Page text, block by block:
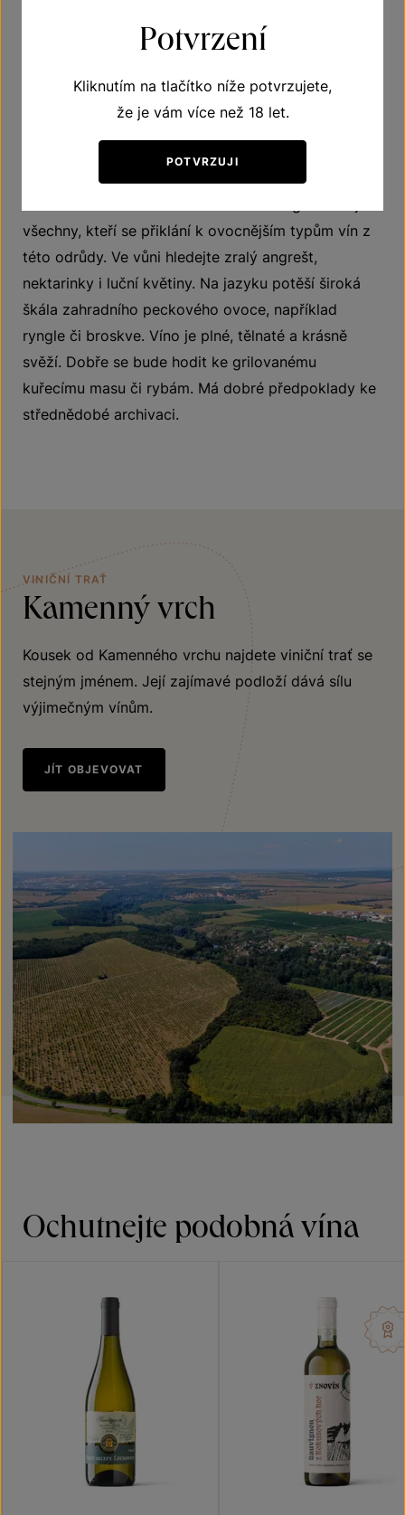
zase spatří a o lásce budou snít.
Užijte si ušlechtilý Sauvignon z Kamenného vrchu v
všechny, kteří se přiklání k ovocnějším typům vín z
této odrůdy. Ve vůni hledejte zralý angrešt,
nektarinky i luční květiny. Na jazyku potěší široká
škála zahradního peckového ovoce, například
ryngle či broskve. Víno je plné, tělnaté a krásně
svěží. Dobře se bude hodit ke grilovanému
kuřecímu masu či rybám. Má dobré předpoklady ke
střednědobé archivaci.
VINIČNÍ TRAŤ
Kamenný vrch
Kousek od Kamenného vrchu najdete viniční trať se
stejným jménem. Její zajímavé podloží dává sílu
výjimečným vínům.
JÍT OBJEVOVAT
Ochutnejte podobná vína
Potvrzení
Kliknutím na tlačítko níže potvrzujete,
že je vám více než 18 let.
POTVRZUJI